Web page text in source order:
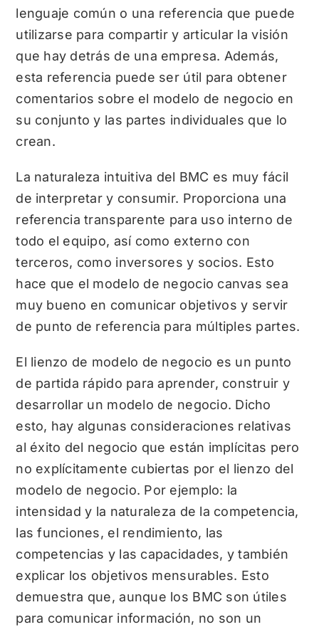
lenguaje común o una referencia que puede
utilizarse para compartir y articular la visión
que hay detrás de una empresa. Además,
esta referencia puede ser útil para obtener
comentarios sobre el modelo de negocio en
su conjunto y las partes individuales que lo
crean.
La naturaleza intuitiva del BMC es muy fácil
de interpretar y consumir. Proporciona una
referencia transparente para uso interno de
todo el equipo, así como externo con
terceros, como inversores y socios. Esto
hace que el modelo de negocio canvas sea
muy bueno en comunicar objetivos y servir
de punto de referencia para múltiples partes.
El lienzo de modelo de negocio es un punto
de partida rápido para aprender, construir y
desarrollar un modelo de negocio. Dicho
esto, hay algunas consideraciones relativas
al éxito del negocio que están implícitas pero
no explícitamente cubiertas por el lienzo del
modelo de negocio. Por ejemplo: la
intensidad y la naturaleza de la competencia,
las funciones, el rendimiento, las
competencias y las capacidades, y también
explicar los objetivos mensurables. Esto
demuestra que, aunque los BMC son útiles
para comunicar información, no son un